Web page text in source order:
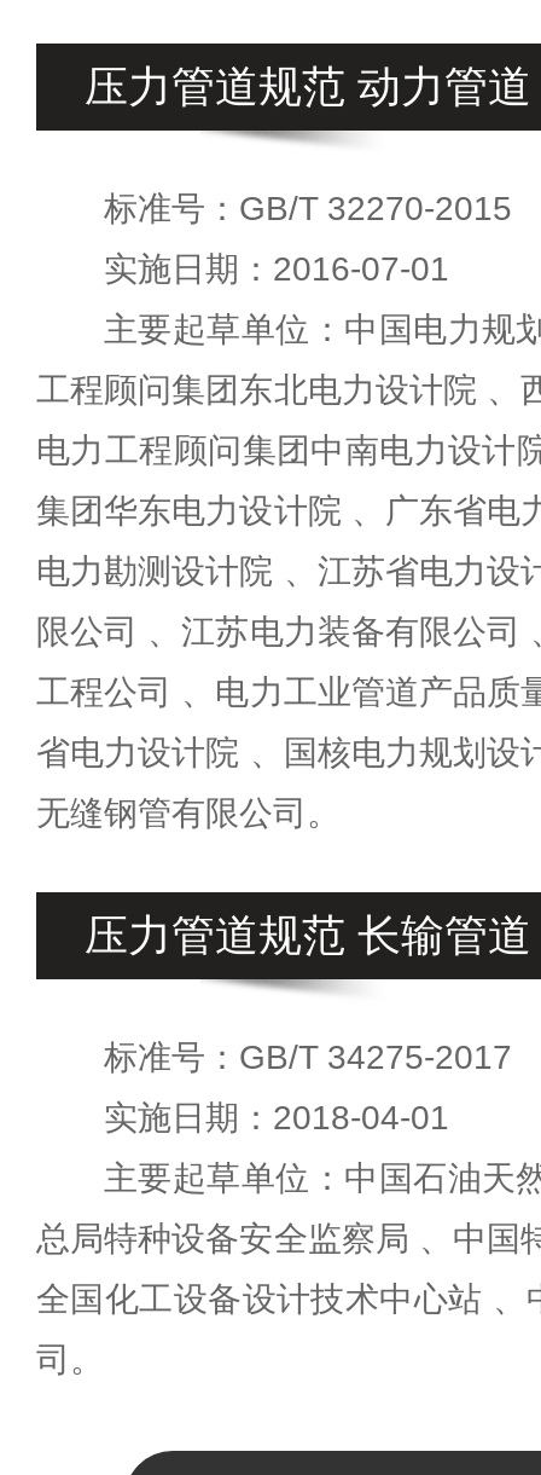
压力管道规范 动力管道
标准号：GB/T 32270-2015
实施日期：2016-07-01
主要起草单位：中国电力规
工程顾问集团东北电力设计院 、
电力工程顾问集团中南电力设计
集团华东电力设计院 、广东省电
电力勘测设计院 、江苏省电力设
限公司 、江苏电力装备有限公司
工程公司 、电力工业管道产品质
省电力设计院 、国核电力规划设
无缝钢管有限公司。
压力管道规范 长输管道
标准号：GB/T 34275-2017
实施日期：2018-04-01
主要起草单位：中国石油天
总局特种设备安全监察局 、中国
全国化工设备设计技术中心站
司。